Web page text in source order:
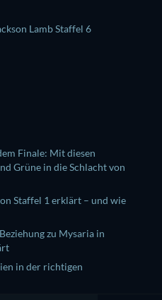
Lamb Staffel 6
Finale: Mit diesen
Grüne in die Schlacht von
Staffel 1 erklärt – und wie
zu Mysaria in
in der richtigen